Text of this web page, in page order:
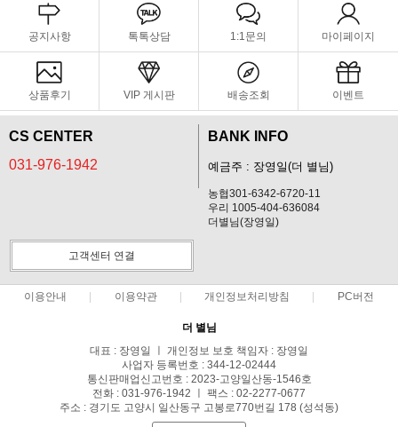
공지사항 톡톡상담 1:1문의 마이페이지
상품후기 VIP 게시판 배송조회 이벤트
CS CENTER
031-976-1942
BANK INFO
예금주 : 장영일(더 별님)
농협301-6342-6720-11
우리 1005-404-636084
더별님(장영일)
고객센터 연결
이용안내 이용약관 개인정보처리방침 PC버전
더 별님
대표 : 장영일 ㅣ 개인정보 보호 책임자 : 장영일
사업자 등록번호 : 344-12-02444
통신판매업신고번호 : 2023-고양일산동-1546호
전화 : 031-976-1942 ㅣ 팩스 : 02-2277-0677
주소 : 경기도 고양시 일산동구 고봉로770번길 178 (성석동)